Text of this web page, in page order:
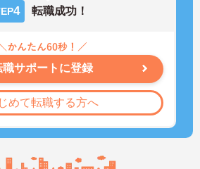
4 転職成功！
職サポートに登録
めて転職する方へ